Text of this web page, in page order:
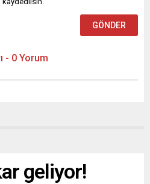
- 0 Yorum
geliyor!